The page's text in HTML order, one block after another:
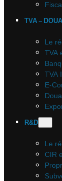
TVA –
Le
TVA
TVA
E-
R&D
Le
CIR